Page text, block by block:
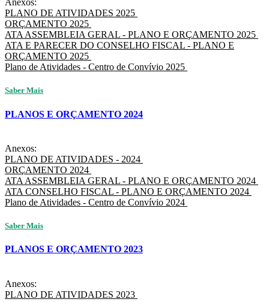
Anexos:
PLANO DE ATIVIDADES 2025
ORÇAMENTO 2025
ATA ASSEMBLEIA GERAL - PLANO E ORÇAMENTO 2025
ATA E PARECER DO CONSELHO FISCAL - PLANO E
ORÇAMENTO 2025
Plano de Atividades - Centro de Convívio 2025
Saber Mais
PLANOS E ORÇAMENTO 2024
Anexos:
PLANO DE ATIVIDADES - 2024
ORÇAMENTO 2024
ATA ASSEMBLEIA GERAL - PLANO E ORÇAMENTO 2024
ATA CONSELHO FISCAL - PLANO E ORÇAMENTO 2024
Plano de Atividades - Centro de Convívio 2024
Saber Mais
PLANOS E ORÇAMENTO 2023
Anexos:
PLANO DE ATIVIDADES 2023